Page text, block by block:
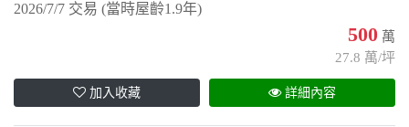
2026/7/7 交易 (當時屋齡1.9年)
500 萬
27.8 萬/坪
加入收藏 詳細內容